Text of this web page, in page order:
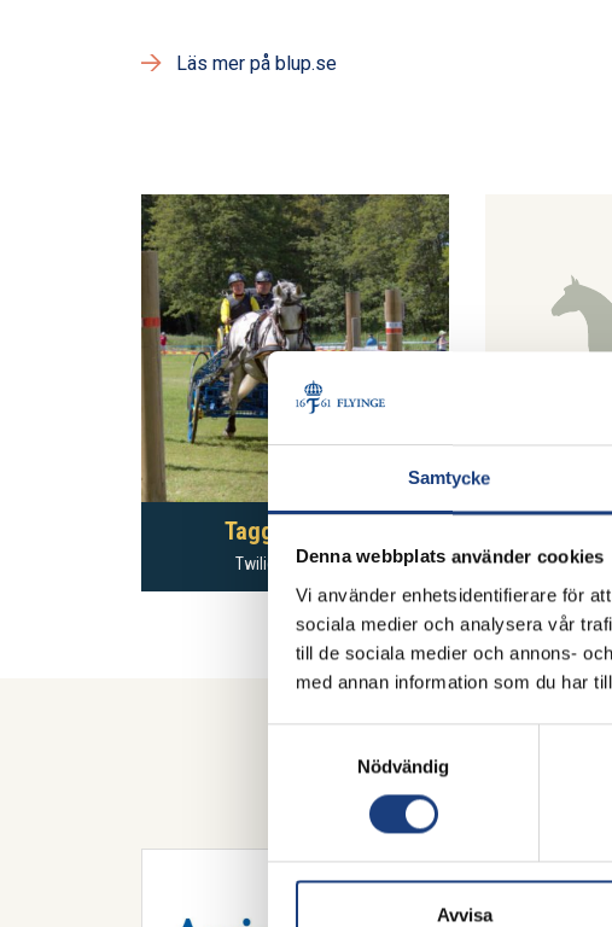
Samtycke
Denna webbplats använder cookies
Vi använder enhetsidentifierare för
sociala medier och analysera vår
till de sociala medier och annons-
med annan information som du har
Nödvändig
Avvisa
Läs mer på blup.se
Taggen (SWB)
Twiligt – Highlight